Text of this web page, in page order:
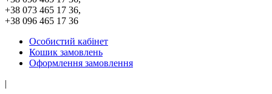
+38 073 465 17 36,
+38 096 465 17 36
Особистий кабінет
Кошик замовлень
Оформлення замовлення
|